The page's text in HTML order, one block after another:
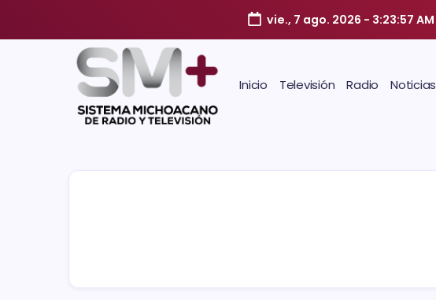
vie., 7 ago. 2026 - 3:23:58 AM
Inicio Televisión Radio Noticias